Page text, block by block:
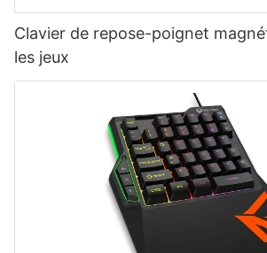
Clavier de repose-poignet
les jeux